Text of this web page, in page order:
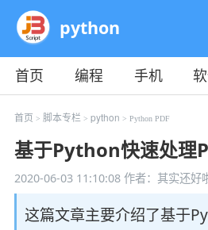
python
首页 编程 手机
教程
平面 服务器
首页 > 脚本专栏> python > Python PDF
基于Python快速处理
2020-06-03 11:10:08作者：其实还好
这篇文章主要介绍了基于